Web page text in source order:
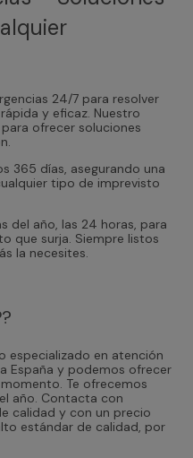
24/7 para resolver
y eficaz. Nuestro
ofrecer soluciones
365 días, asegurando una
tipo de imprevisto
del año, las 24 horas, para
que surja. Siempre listos
la necesites.
especializado en atención
España y podemos ofrecer
Te ofrecemos
año. Contacta con
calidad y con un precio
estándar de calidad, por